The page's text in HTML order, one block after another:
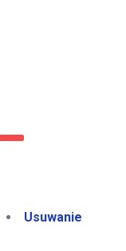
Usuwanie